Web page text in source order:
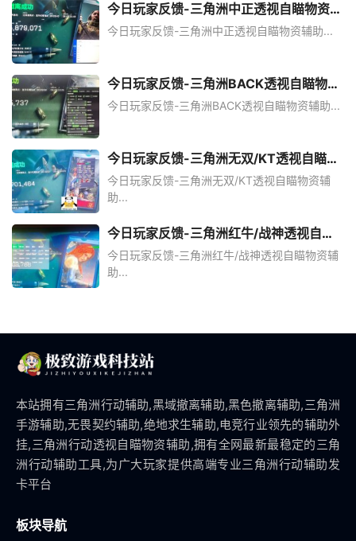
今日玩家反馈-三角洲中正透视自瞄物资辅
助
今日玩家反馈-三角洲中正透视自瞄物资辅助...
今日玩家反馈-三角洲BACK透视自瞄物资
辅助
今日玩家反馈-三角洲BACK透视自瞄物资辅助...
今日玩家反馈-三角洲无双/KT透视自瞄物
资辅助
今日玩家反馈-三角洲无双/KT透视自瞄物资辅
助...
今日玩家反馈-三角洲红牛/战神透视自瞄
物资辅助
今日玩家反馈-三角洲红牛/战神透视自瞄物资辅
助...
本站拥有三角洲行动辅助,黑域撤离辅助,黑色撤离辅助,三角洲
手游辅助,无畏契约辅助,绝地求生辅助,电竞行业领先的辅助外
挂,三角洲行动透视自瞄物资辅助,拥有全网最新最稳定的三角
洲行动辅助工具,为广大玩家提供高端专业三角洲行动辅助发
卡平台
板块导航